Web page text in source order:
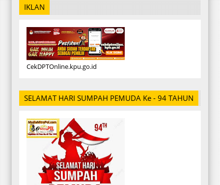
IKLAN
CekDPTOnline.kpu.go.id
SELAMAT HARI SUMPAH PEMUDA Ke - 94 TAHUN